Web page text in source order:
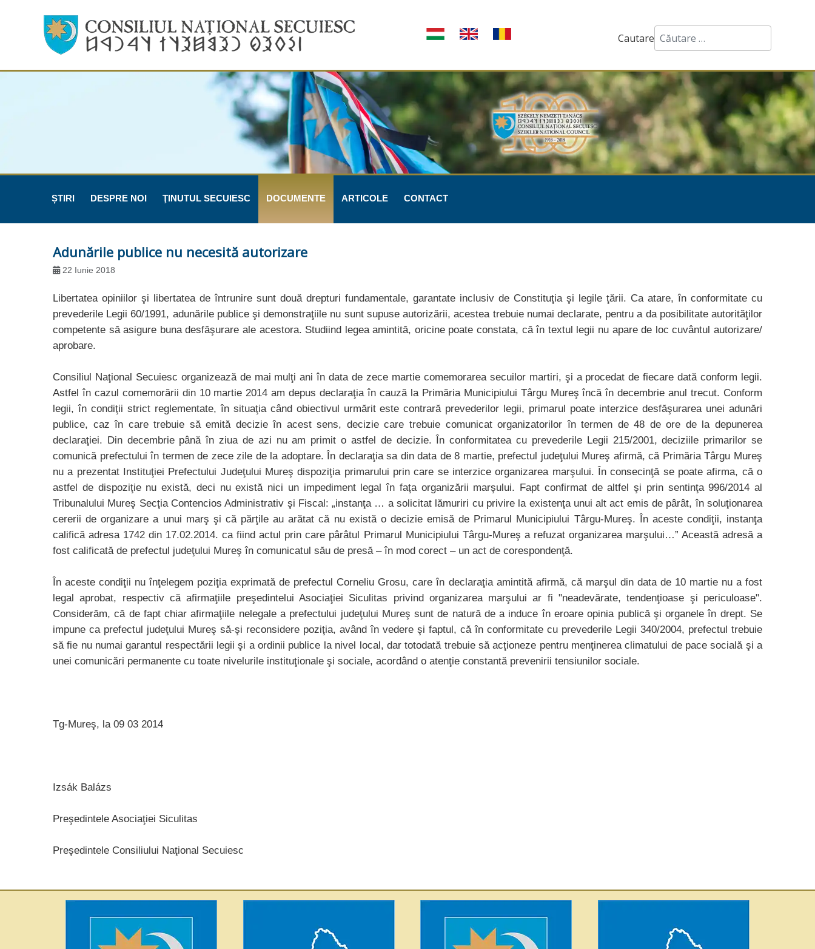
Cautare
ȘTIRI DESPRE NOI ŢINUTUL SECUIESC DOCUMENTE ARTICOLE CONTACT
Adunările publice nu necesită autorizare
22 Iunie 2018
Libertatea opiniilor şi libertatea de întrunire sunt două drepturi fundamentale, garantate inclusiv de Constituţia şi legile ţării. Ca atare, în conformitate cu
prevederile Legii 60/1991, adunările publice şi demonstraţiile nu sunt supuse autorizării, acestea trebuie numai declarate, pentru a da posibilitate autorităţilor
competente să asigure buna desfăşurare ale acestora. Studiind legea amintită, oricine poate constata, că în textul legii nu apare de loc cuvântul autorizare/
aprobare.
Consiliul Naţional Secuiesc organizează de mai mulţi ani în data de zece martie comemorarea secuilor martiri, şi a procedat de fiecare dată conform legii.
Astfel în cazul comemorării din 10 martie 2014 am depus declaraţia în cauză la Primăria Municipiului Târgu Mureş încă în decembrie anul trecut. Conform
legii, în condiţii strict reglementate, în situaţia când obiectivul urmărit este contrară prevederilor legii, primarul poate interzice desfăşurarea unei adunări
publice, caz în care trebuie să emită decizie în acest sens, decizie care trebuie comunicat organizatorilor în termen de 48 de ore de la depunerea
declaraţiei. Din decembrie până în ziua de azi nu am primit o astfel de decizie. În conformitatea cu prevederile Legii 215/2001, deciziile primarilor se
comunică prefectului în termen de zece zile de la adoptare. În declaraţia sa din data de 8 martie, prefectul judeţului Mureş afirmă, că Primăria Târgu Mureş
nu a prezentat Instituţiei Prefectului Judeţului Mureş dispoziţia primarului prin care se interzice organizarea marşului. În consecinţă se poate afirma, că o
astfel de dispoziţie nu există, deci nu există nici un impediment legal în faţa organizării marşului. Fapt confirmat de altfel şi prin sentinţa 996/2014 al
Tribunalului Mureş Secţia Contencios Administrativ şi Fiscal: „instanţa … a solicitat lămuriri cu privire la existenţa unui alt act emis de pârât, în soluţionarea
cererii de organizare a unui marş şi că părţile au arătat că nu există o decizie emisă de Primarul Municipiului Târgu-Mureş. În aceste condiţii, instanţa
califică adresa 1742 din 17.02.2014. ca fiind actul prin care pârâtul Primarul Municipiului Târgu-Mureş a refuzat organizarea marşului…” Această adresă a
fost calificată de prefectul judeţului Mureş în comunicatul său de presă – în mod corect – un act de corespondenţă.
În aceste condiţii nu înţelegem poziţia exprimată de prefectul Corneliu Grosu, care în declaraţia amintită afirmă, că marşul din data de 10 martie nu a fost
legal aprobat, respectiv că afirmaţiile preşedintelui Asociaţiei Siculitas privind organizarea marşului ar fi "neadevărate, tendenţioase şi periculoase".
Considerăm, că de fapt chiar afirmaţiile nelegale a prefectului judeţului Mureş sunt de natură de a induce în eroare opinia publică şi organele în drept. Se
impune ca prefectul judeţului Mureş să-şi reconsidere poziţia, având în vedere şi faptul, că în conformitate cu prevederile Legii 340/2004, prefectul trebuie
să fie nu numai garantul respectării legii şi a ordinii publice la nivel local, dar totodată trebuie să acţioneze pentru menţinerea climatului de pace socială şi a
unei comunicări permanente cu toate nivelurile instituţionale şi sociale, acordând o atenţie constantă prevenirii tensiunilor sociale.
Tg-Mureş, la 09 03 2014
Izsák Balázs
Preşedintele Asociaţiei Siculitas
Preşedintele Consiliului Naţional Secuiesc